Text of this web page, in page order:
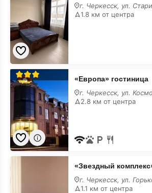
Старикова
г. Черкесск, ул.
1.8 км от центра
«Европа»
гостиница
«Европа» гостиница
г. Черкесск, ул.
2.8 км от центра
«Звездный
г. Черкесск, ул.
1.1 км от центра
Бронирование
недоступно с 15.04.24 до